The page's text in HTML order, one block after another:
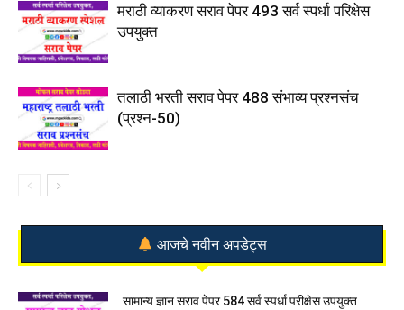
मराठी व्याकरण सराव पेपर 493 सर्व स्पर्धा परिक्षेस
उपयुक्त
तलाठी भरती सराव पेपर 488 संभाव्य प्रश्नसंच
(प्रश्न-50)
आजचे नवीन अपडेट्स
सामान्य ज्ञान सराव पेपर 584 सर्व स्पर्धा परीक्षेस उपयुक्त